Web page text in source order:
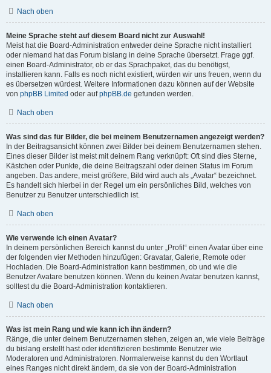
Nach oben
Meine Sprache steht auf diesem Board nicht zur Auswahl!
Meist hat die Board-Administration entweder deine Sprache nicht installiert
oder niemand hat das Forum bislang in deine Sprache übersetzt. Frage ggf.
einen Board-Administrator, ob er das Sprachpaket, das du benötigst,
installieren kann. Falls es noch nicht existiert, würden wir uns freuen, wenn du
es übersetzen würdest. Weitere Informationen dazu können auf der Website
von phpBB Limited oder aufphpBB.de gefunden werden.
Nach oben
Was sind das für Bilder, die bei meinem Benutzernamen angezeigt werden?
In der Beitragsansicht können zwei Bilder bei deinem Benutzernamen stehen.
Eines dieser Bilder ist meist mit deinem Rang verknüpft: Oft sind dies Sterne,
Kästchen oder Punkte, die deine Beitragszahl oder deinen Status im Forum
angeben. Das andere, meist größere, Bild wird auch als „Avatar“ bezeichnet.
Es handelt sich hierbei in der Regel um ein persönliches Bild, welches von
Benutzer zu Benutzer unterschiedlich ist.
Nach oben
Wie verwende ich einen Avatar?
In deinem persönlichen Bereich kannst du unter „Profil“ einen Avatar über eine
der folgenden vier Methoden hinzufügen: Gravatar, Galerie, Remote oder
Hochladen. Die Board-Administration kann bestimmen, ob und wie die
Benutzer Avatare benutzen können. Wenn du keinen Avatar benutzen kannst,
solltest du die Board-Administration kontaktieren.
Nach oben
Was ist mein Rang und wie kann ich ihn ändern?
Ränge, die unter deinem Benutzernamen stehen, zeigen an, wie viele Beiträge
du bislang erstellt hast oder identifizieren bestimmte Benutzer wie
Moderatoren und Administratoren. Normalerweise kannst du den Wortlaut
eines Ranges nicht direkt ändern, da sie von der Board-Administration